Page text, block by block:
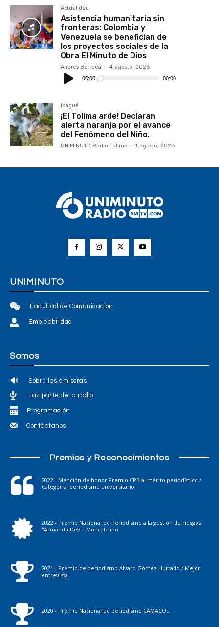
Actualidad
Asistencia humanitaria sin
fronteras: Colombia y
Venezuela se benefician de
los proyectos sociales de la
Obra El Minuto de Dios
Andrés Berrocal - 4 agosto, 2026
Reproductor
de
audio
00:00 00:00
Ibagué
¡El Tolima arde! Declaran
alerta naranja por el avance
del Fenómeno del Niño.
UNIMINUTO Radio Tolima - 4 agosto, 2026
UNIMINUTO
Facultad de Comunicación
Empleabilidad
Somos
Sobre las emisoras
Haz parte de la radio
Programación
Contáctanos
Premios y Reconocimientos
2022 - Mención de honor Premio CPB al mérito periodístico /
Categoría: periodismo universitario
2022 - Premio Nacional de Periodismo a la gestión de riesgos
"Armando Devia Moncaleano"
2021 - Premio de periodismo Álvaro Gómez Hurtado / Mejor
entrevista
2020 - Premio Nacional de periodismo CAMACOL